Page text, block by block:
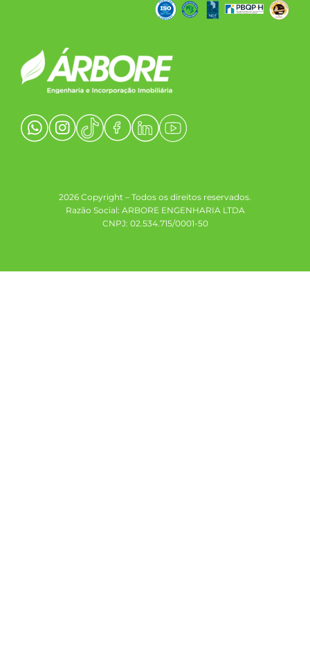
2026 Copyright – Todos os direitos reservados.
Razão Social: ARBORE ENGENHARIA LTDA
CNPJ: 02.534.715/0001-50